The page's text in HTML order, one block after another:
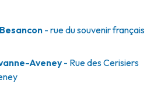
- rue du souvenir français
Aveney - Rue des Cerisiers